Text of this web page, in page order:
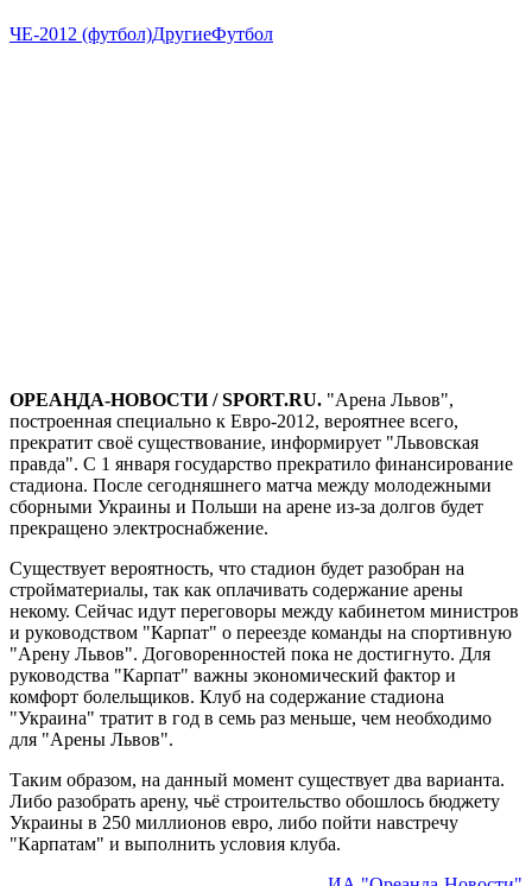
ЧЕ-2012 (футбол)ДругиеФутбол
ОРЕАНДА-НОВОСТИ / SPORT.RU. "Арена Львов",
построенная специально к Евро-2012, вероятнее всего,
прекратит своё существование, информирует "Львовская
правда". С 1 января государство прекратило финансирование
стадиона. После сегодняшнего матча между молодежными
сборными Украины и Польши на арене из-за долгов будет
прекращено электроснабжение.
Существует вероятность, что стадион будет разобран на
стройматериалы, так как оплачивать содержание арены
некому. Сейчас идут переговоры между кабинетом министров
и руководством "Карпат" о переезде команды на спортивную
"Арену Львов". Договоренностей пока не достигнуто. Для
руководства "Карпат" важны экономический фактор и
комфорт болельщиков. Клуб на содержание стадиона
"Украина" тратит в год в семь раз меньше, чем необходимо
для "Арены Львов".
Таким образом, на данный момент существует два варианта.
Либо разобрать арену, чьё строительство обошлось бюджету
Украины в 250 миллионов евро, либо пойти навстречу
"Карпатам" и выполнить условия клуба.